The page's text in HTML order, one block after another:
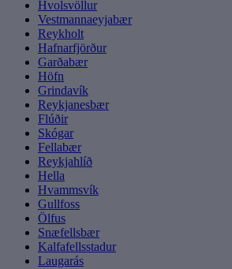
Hvolsvöllur
Vestmannaeyjabær
Reykholt
Hafnarfjörður
Garðabær
Höfn
Grindavík
Reykjanesbær
Flúðir
Skógar
Fellabær
Reykjahlíð
Hella
Hvammsvík
Gullfoss
Ölfus
Snæfellsbær
Kalfafellsstadur
Laugarás